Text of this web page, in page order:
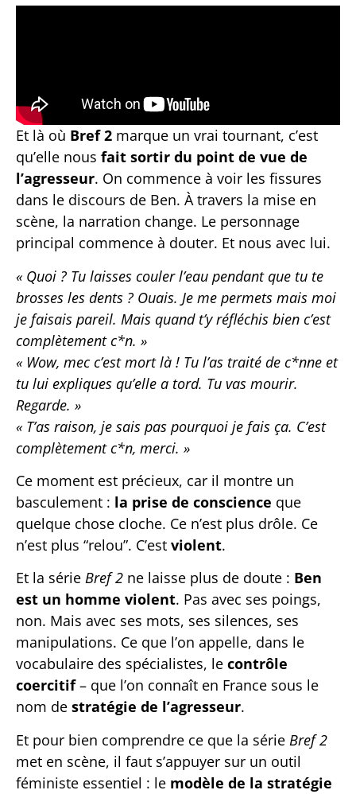
Et là où Bref 2 marque un vrai tournant, c’est
qu’elle nous fait sortir du point de vue de
l’agresseur. On commence à voir les fissures
dans le discours de Ben. À travers la mise en
scène, la narration change. Le personnage
principal commence à douter. Et nous avec lui.
« Quoi ? Tu laisses couler l’eau pendant que tu te
brosses les dents ? Ouais. Je me permets mais moi
je faisais pareil. Mais quand t’y réfléchis bien c’est
complètement c*n. »
« Wow, mec c’est mort là ! Tu l’as traité de c*nne et
tu lui expliques qu’elle a tord. Tu vas mourir.
Regarde. »
« T’as raison, je sais pas pourquoi je fais ça. C’est
complètement c*n, merci. »
Ce moment est précieux, car il montre un
basculement : la prise de conscience que
quelque chose cloche. Ce n’est plus drôle. Ce
n’est plus “relou”. C’est violent.
Et la série Bref 2 ne laisse plus de doute : Ben
est un homme violent. Pas avec ses poings,
non. Mais avec ses mots, ses silences, ses
manipulations. Ce que l’on appelle, dans le
vocabulaire des spécialistes, le contrôle
coercitif– que l’on connaît en France sous le
nom de stratégie de l’agresseur.
Et pour bien comprendre ce que la série Bref 2
met en scène, il faut s’appuyer sur un outil
féministe essentiel : le modèle de la stratégie